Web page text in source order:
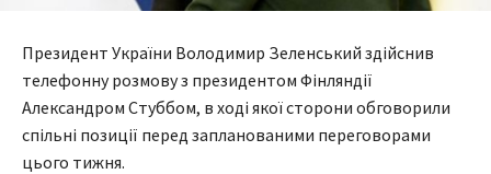
Президент України Володимир Зеленський здійснив
телефонну розмову з президентом Фінляндії
Александром Стуббом, в ході якої сторони обговорили
спільні позиції перед запланованими переговорами
цього тижня.